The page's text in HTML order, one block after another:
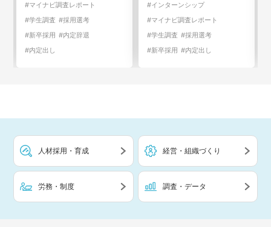
#マイナビ調査レポート
#学生調査 #採用選考
#新卒採用 #内定辞退
#内定出し
#インターンシップ
#マイナビ調査レポート
#学生調査 #採用選考
#新卒採用 #内定出し
人材採用・育成 経営・組織づくり
労務・制度 調査・データ